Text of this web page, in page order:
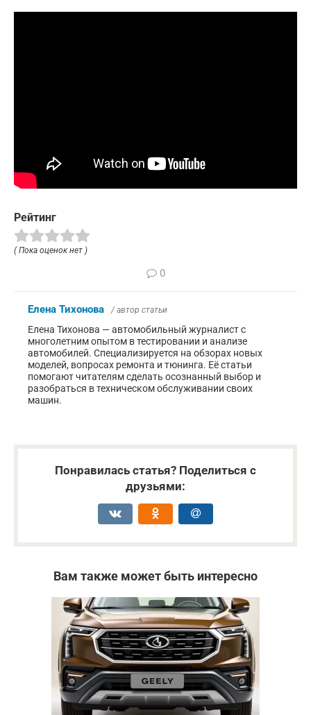
Рейтинг
( Пока оценок нет )
0
Елена Тихонова / автор статьи
Елена Тихонова — автомобильный журналист с
многолетним опытом в тестировании и анализе
автомобилей. Специализируется на обзорах новых
моделей, вопросах ремонта и тюнинга. Её статьи
помогают читателям сделать осознанный выбор и
разобраться в техническом обслуживании своих
машин.
Понравилась статья? Поделиться с
друзьями:
Вам также может быть интересно